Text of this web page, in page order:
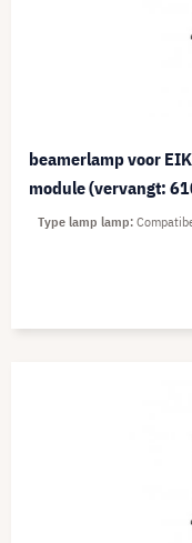
beamerlamp voor
module (vervangt:
Type lamp lamp